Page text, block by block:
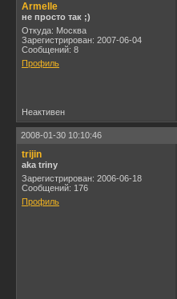
Armelle
не просто так ;)
Откуда: Москва
Зарегистрирован: 2007-06-04
Сообщений: 8
Профиль
Неактивен
2008-01-30 10:10:46
trijin
aka triny
Зарегистрирован: 2006-06-18
Сообщений: 176
Профиль